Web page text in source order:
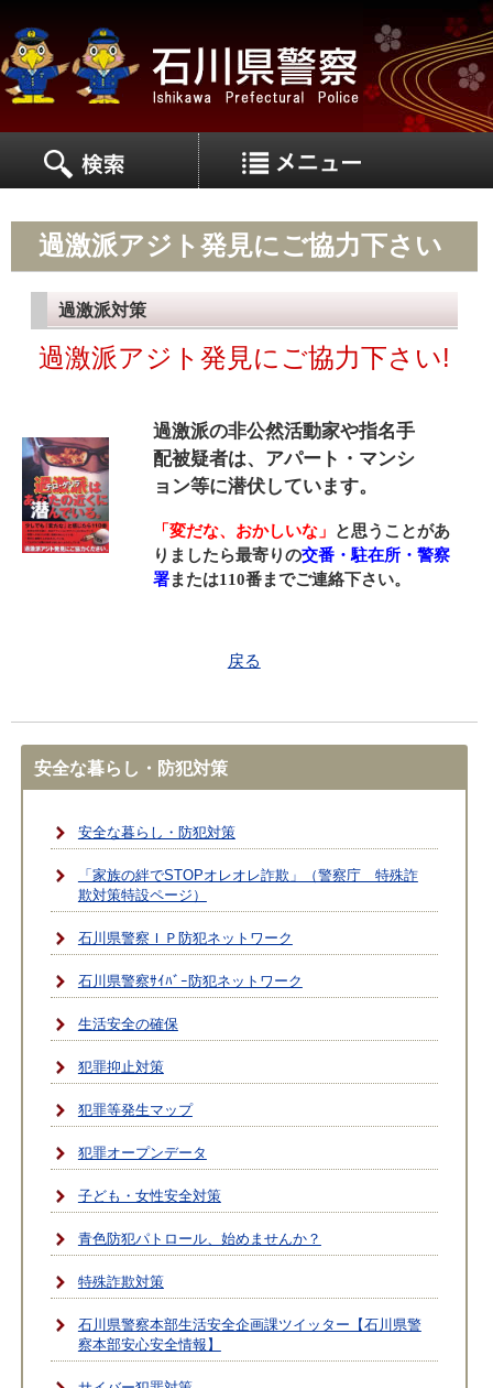
過激派アジト発見にご協力下さい
過激派対策
過激派アジト発見にご協力下さい!
過激派の非公然活動家や指名手
配被疑者は、アパート・マンシ
ョン等に潜伏しています。
「変だな、おかしいな」
と思うことがあ
りましたら最寄りの交番・駐在所・警察
署または110番までご連絡下さい。
戻る
安全な暮らし・防犯対策
安全な暮らし・防犯対策
「家族の絆でSTOPオレオレ詐欺」（警察庁 特殊詐
欺対策特設ページ）
石川県警察ＩＰ防犯ネットワーク
石川県警察ｻｲﾊﾞｰ防犯ネットワーク
生活安全の確保
犯罪抑止対策
犯罪等発生マップ
犯罪オープンデータ
子ども・女性安全対策
青色防犯パトロール、始めませんか？
特殊詐欺対策
石川県警察本部生活安全企画課ツイッター【石川県警
察本部安心安全情報】